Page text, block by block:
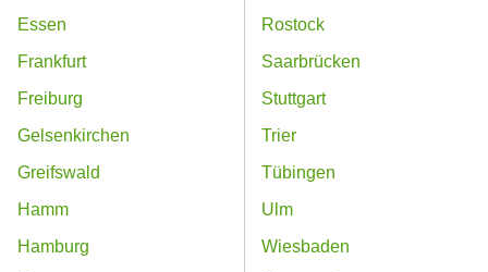
Essen
Frankfurt
Freiburg
Gelsenkirchen
Greifswald
Hamm
Hamburg
Rostock
Saarbrücken
Stuttgart
Trier
Tübingen
Ulm
Wiesbaden